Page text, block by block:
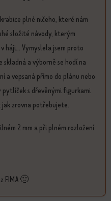
plné ničeho, které nám
složité návody, kterým
háji... Vymyslela jsem proto
a výborně se hodí na
a vepsaná přímo do plánu nebo
s dřevěnými figurkami
jak zrovna potřebujete.
2 mm a při plném rozložení
FIMA 🙂